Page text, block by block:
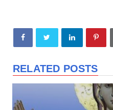
RELATED POSTS